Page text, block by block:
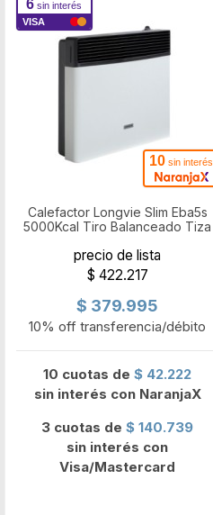
6 sin interés
VISA
10 sin interés
Calefactor Longvie Slim Eba5s
5000Kcal Tiro Balanceado Tiza
precio de lista
$ 422.217
$ 379.995
10% off transferencia/débito
10 cuotas de$ 42.222
sin interés con NaranjaX
3 cuotas de$ 140.739
sin interés con
Visa/Mastercard